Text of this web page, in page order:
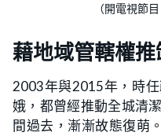
（開電視節
藉地域管轄權
2003年與2015年，時
娥，都曾經推動全城清
間過去，漸漸故態復萌